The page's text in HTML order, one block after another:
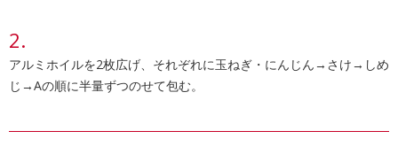
アルミホイルを2枚広げ、それぞれに玉ねぎ・にんじん→さけ→しめ
じ→Aの順に半量ずつのせて包む。